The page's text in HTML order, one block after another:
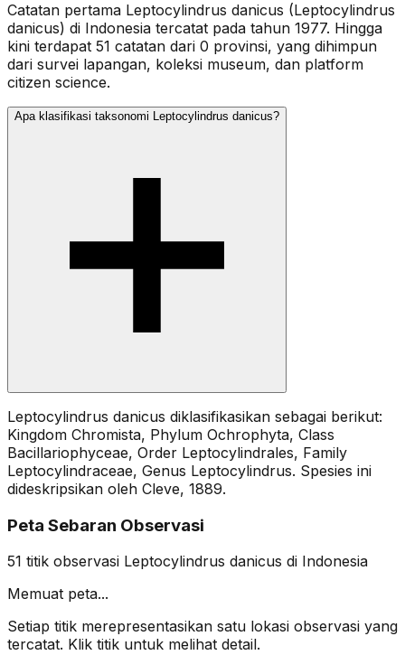
Catatan pertama Leptocylindrus danicus (Leptocylindrus
danicus) di Indonesia tercatat pada tahun 1977. Hingga
kini terdapat 51 catatan dari 0 provinsi, yang dihimpun
dari survei lapangan, koleksi museum, dan platform
citizen science.
Apa klasifikasi taksonomi Leptocylindrus danicus?
Leptocylindrus danicus diklasifikasikan sebagai berikut:
Kingdom Chromista, Phylum Ochrophyta, Class
Bacillariophyceae, Order Leptocylindrales, Family
Leptocylindraceae, Genus Leptocylindrus. Spesies ini
dideskripsikan oleh Cleve, 1889.
Peta Sebaran Observasi
51 titik observasi Leptocylindrus danicus di Indonesia
Memuat peta...
Setiap titik merepresentasikan satu lokasi observasi yang
tercatat. Klik titik untuk melihat detail.